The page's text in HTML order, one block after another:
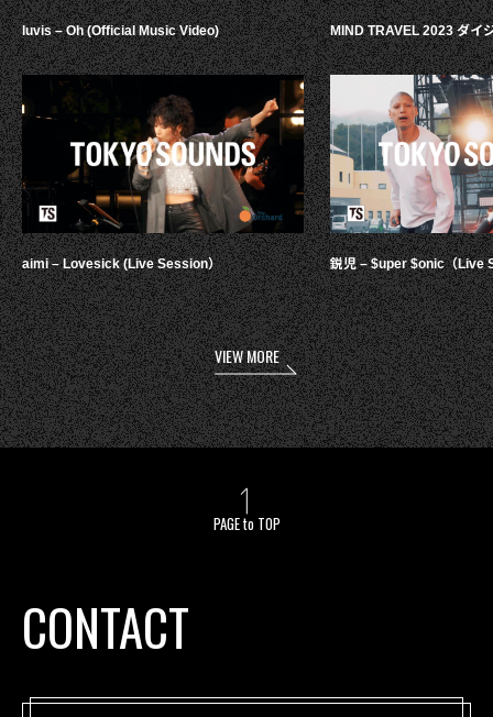
luvis – Oh (Official Music Video)
aimi – Lovesick (Live Session）
MIND TRAVEL 2023 ダイ
鋭児 – $uper $onic（Live
VIEW MORE
PAGE to TOP
CONTACT